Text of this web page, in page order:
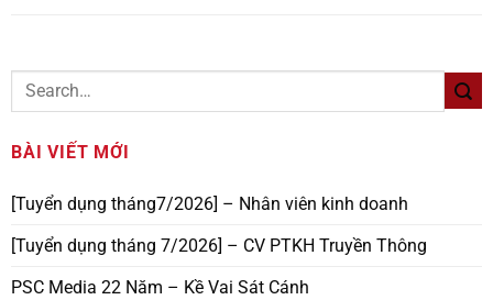
BÀI VIẾT MỚI
[Tuyển dụng tháng7/2026] – Nhân viên kinh doanh
[Tuyển dụng tháng 7/2026] – CV PTKH Truyền Thông
PSC Media 22 Năm – Kề Vai Sát Cánh